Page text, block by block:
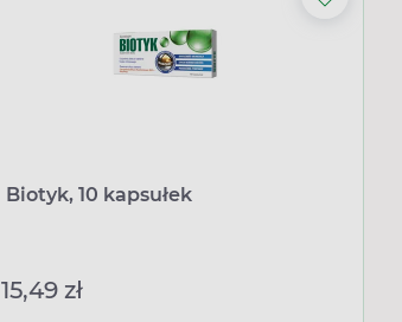
Biotyk, 10 kapsułek
15,49 zł